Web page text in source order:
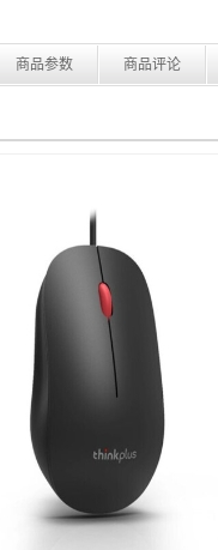
商品参数 商品评论